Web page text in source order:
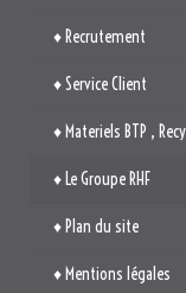
♦ Plan du site
♦ Mentions légales
♦ Politique de
TROUVEZ-